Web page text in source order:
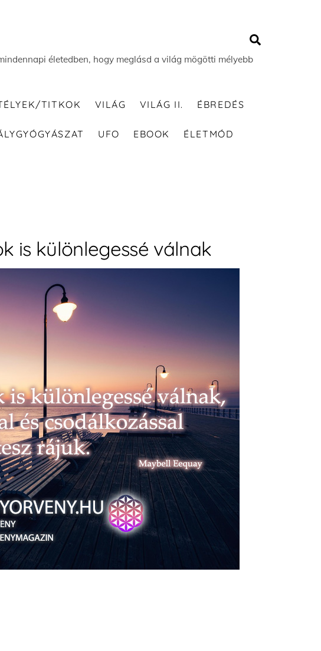
életedben, hogy meglásd a világ mögötti mélyebb
TITKOK VILÁG VILÁG II. ÉBREDÉS
UFO EBOOK ÉLETMÓD
is különlegessé válnak